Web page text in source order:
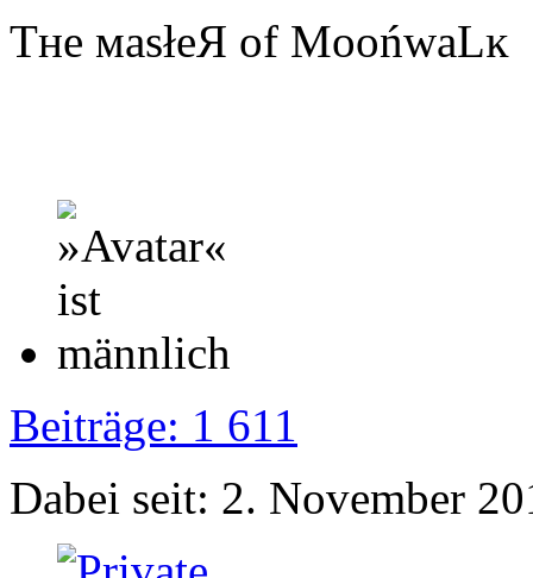
Tʜe мasłeЯ of MoońwaLĸ
Beiträge: 1 611
Dabei seit: 2. November